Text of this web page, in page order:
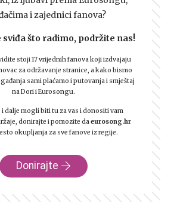
i zajednici fanova?
sviđa što radimo, podržite nas!
stoji 17 vrijednih fanova koji izdvajaju
za održavanje stranice, a kako bismo
sami plaćamo i putovanja i smještaj
na Dori i Eurosongu.
dalje mogli biti tu za vas i donositi vam
donirajte i pomozite da eurosong.hr
okupljanja za sve fanove iz regije.
Donirajte